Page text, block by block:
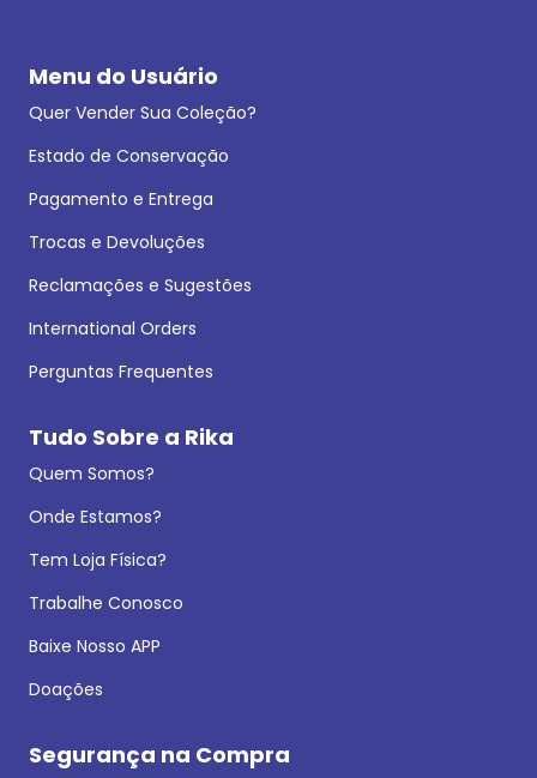
Menu do Usuário
Quer Vender Sua Coleção?
Estado de Conservação
Pagamento e Entrega
Trocas e Devoluções
Reclamações e Sugestões
International Orders
Perguntas Frequentes
Tudo Sobre a Rika
Quem Somos?
Onde Estamos?
Tem Loja Física?
Trabalhe Conosco
Baixe Nosso APP
Doações
Segurança na Compra